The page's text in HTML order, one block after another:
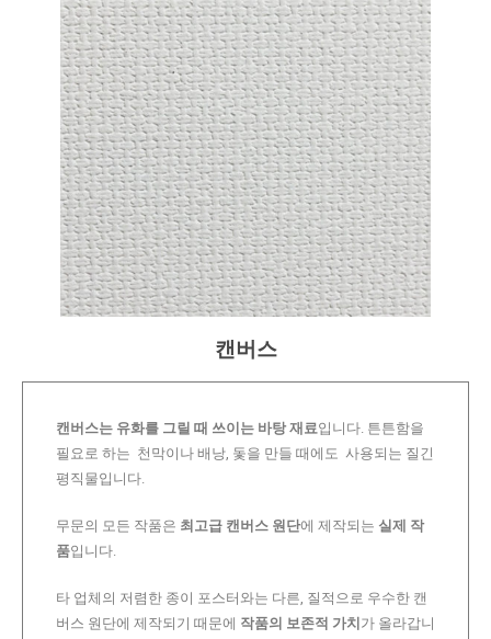
캔버스
캔버스는 유화를 그릴 때 쓰이는 바탕 재료입니다. 튼튼함을
필요로 하는 천막이나 배낭, 돛을 만들 때에도 사용되는 질긴
평직물입니다.
무문의 모든 작품은 최고급 캔버스 원단에 제작되는 실제 작
품입니다.
타 업체의 저렴한 종이 포스터와는 다른, 질적으로 우수한 캔
버스 원단에 제작되기 때문에 작품의 보존적 가치 가 올라갑니